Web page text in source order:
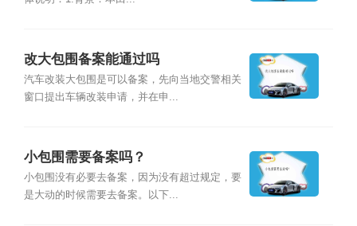
改大包围备案能通过吗
汽车改装大包围是可以备案，先向当地交警相关
窗口提出车辆改装申请，并在申...
小包围需要备案吗？
小包围没有必要去备案，因为没有超过规定，要
是大动的时候需要去备案。以下...